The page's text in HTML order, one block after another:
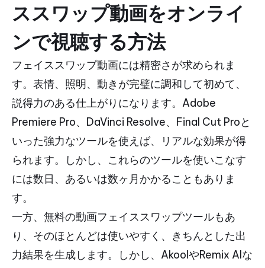
ススワップ動画をオンライ
ンで視聴する方法
フェイススワップ動画には精密さが求められま
す。表情、照明、動きが完璧に調和して初めて、
説得力のある仕上がりになります。Adobe
Premiere Pro、DaVinci Resolve、Final Cut Proと
いった強力なツールを使えば、リアルな効果が得
られます。しかし、これらのツールを使いこなす
には数日、あるいは数ヶ月かかることもありま
す。
一方、無料の動画フェイススワップツールもあ
り、そのほとんどは使いやすく、きちんとした出
力結果を生成します。しかし、AkoolやRemix AIな